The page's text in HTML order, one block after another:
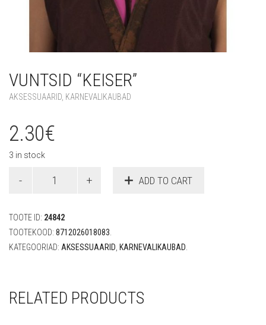
VUNTSID “KEISER”
AKSESSUAARID KARNEVALIKAUBAD
2.30€
3 in stock
"Keiser"
ADD TO CART
TOOTE ID: 24842
TOOTEKOOD: 8712026018083
KATEGOORIAD: AKSESSUAARID KARNEVALIKAUBAD
RELATED PRODUCTS